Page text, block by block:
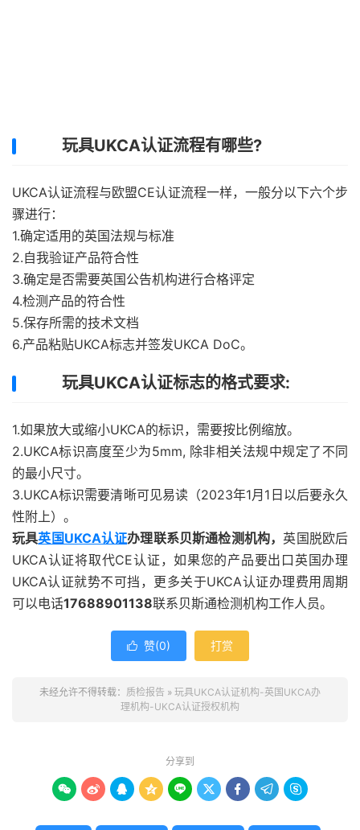
玩具UKCA认证流程有哪些?
UKCA认证流程与欧盟CE认证流程一样，一般分以下六个步
骤进行：
1.确定适用的英国法规与标准
2.自我验证产品符合性
3.确定是否需要英国公告机构进行合格评定
4.检测产品的符合性
5.保存所需的技术文档
6.产品粘贴UKCA标志并签发UKCA DoC。
玩具UKCA认证标志的格式要求:
1.如果放大或缩小UKCA的标识，需要按比例缩放。
2.UKCA标识高度至少为5mm, 除非相关法规中规定了不同
的最小尺寸。
3.UKCA标识需要清晰可见易读（2023年1月1日以后要永久
性附上）。
玩具英国UKCA认证办理联系贝斯通检测机构， 英国脱欧后
UKCA认证将取代CE认证，如果您的产品要出口英国办理
UKCA认证就势不可挡，更多关于UKCA认证办理费用周期
可以电话17688901138联系贝斯通检测机构工作人员。
 赞(0) 打赏
未经允许不得转载： 质检报告 » 玩具UKCA认证机构-英国UKCA办
理机构-UKCA认证授权机构
分享到
        